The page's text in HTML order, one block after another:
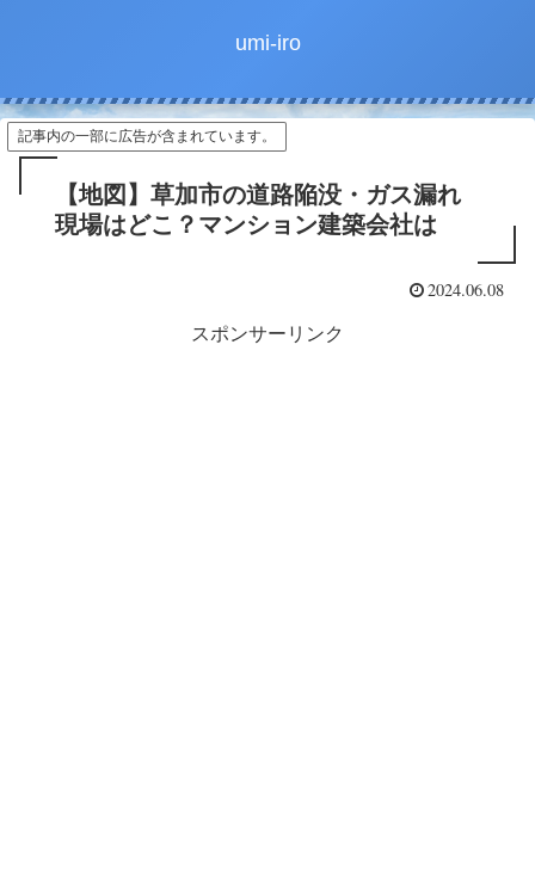
umi-iro
記事内の一部に広告が含まれています。
【地図】草加市の道路陥没・ガス漏れ
現場はどこ？マンション建築会社は
2024.06.08
スポンサーリンク